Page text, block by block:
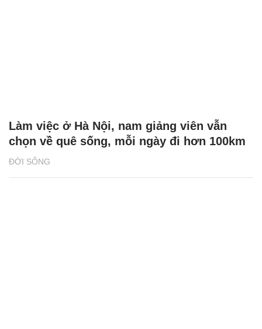
ĐỜI SỐNG
Làm việc ở Hà Nội, nam giảng viên vẫn
chọn về quê sống, mỗi ngày đi hơn 100km